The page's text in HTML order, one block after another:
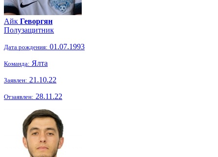
Айк Геворгян
Полузащитник
Дата рождения: 01.07.1993
Команда: Ялта
Заявлен: 21.10.22
Отзаявлен: 28.11.22